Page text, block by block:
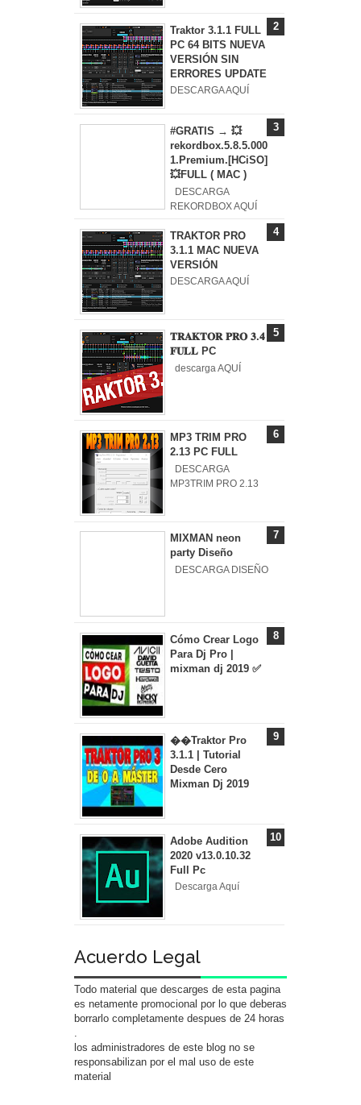
Traktor 3.1.1 FULL
PC 64 BITS NUEVA
VERSIÓN SIN
ERRORES UPDATE
DESCARGA AQUÍ
#GRATIS → 💥
rekordbox.5.8.5.000
1.Premium.[HCiSO]
💥FULL ( MAC )
DESCARGA
REKORDBOX AQUÍ
TRAKTOR PRO
3.1.1 MAC NUEVA
VERSIÓN
DESCARGA AQUÍ
𝐓𝐑𝐀𝐊𝐓𝐎𝐑 𝐏𝐑𝐎 𝟑.𝟒
𝐅𝐔𝐋𝐋 PC
descarga AQUÍ
MP3 TRIM PRO
2.13 PC FULL
DESCARGA
MP3TRIM PRO 2.13
MIXMAN neon
party Diseño
DESCARGA DISEÑO
Cómo Crear Logo
Para Dj Pro |
mixman dj 2019 ✅
��Traktor Pro
3.1.1 | Tutorial
Desde Cero
Mixman Dj 2019
Adobe Audition
2020 v13.0.10.32
Full Pc
Descarga Aquí
Acuerdo Legal
Todo material que descarges de esta pagina
es netamente promocional por lo que deberas
borrarlo completamente despues de 24 horas
los administradores de este blog no se
responsabilizan por el mal uso de este
material